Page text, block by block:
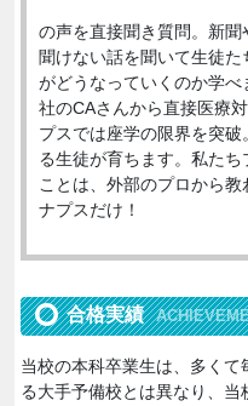
の声を直接聞き質問。新
聞けない話を聞いて生徒
がどうなっていくのか学
社のCAさんから直接医療
プスでは座学の限界を突
る生徒が育ちます。私た
ことは、外部のプロから
ナプスだけ！
合格実績
当校の本科卒業生は、多く
る大手予備校とは異なり、